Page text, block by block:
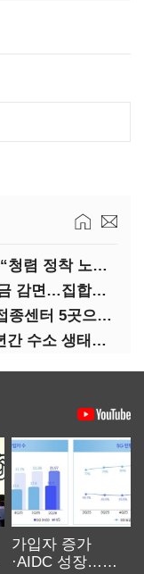
LH직원 투기 의혹…변창흠 장관 “청렴 정착 노력해야”
(2021 1차 추경)소상공인 전기요금 감면…집합금지·제한 115만호 대상
3일부터 화이자 접종 권역·지역 접종센터 5곳으로 확대
‘수소연료부터 자동차까지’…10년간 수소 생태계 구축 42조 투자
가입자 증가
·AIDC 성장…